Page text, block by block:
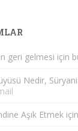
geri gelmesi için
Nedir,
Aşık Etmek